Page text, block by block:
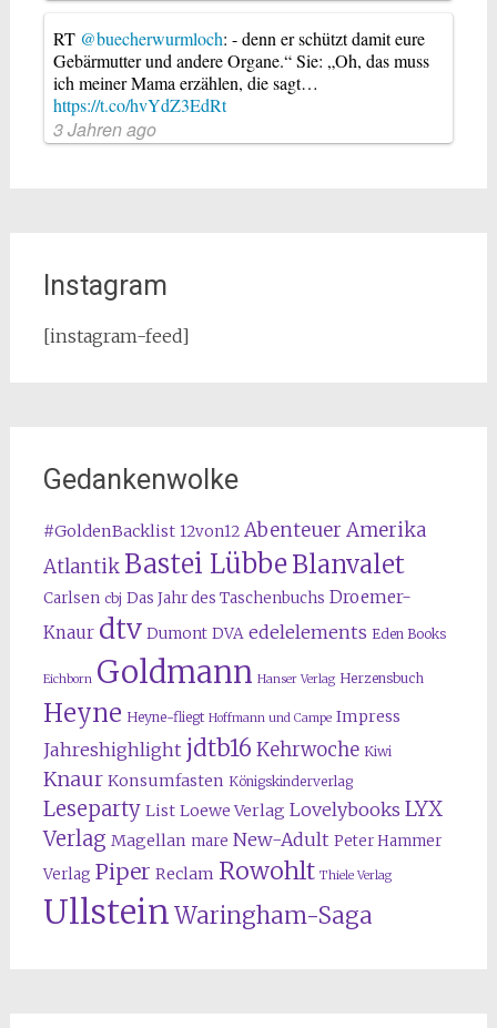
RT @buecherwurmloch: - denn er schützt damit eure
Gebärmutter und andere Organe.“ Sie: „Oh, das muss
ich meiner Mama erzählen, die sagt…
https://t.co/hvYdZ3EdRt
3 Jahren ago
Instagram
[instagram-feed]
Gedankenwolke
#GoldenBacklist 12von12 Abenteuer Amerika
Atlantik Bastei LübbeBlanvalet
Carlsen cbj Das Jahr des Taschenbuchs Droemer-
Knaur dtv Dumont DVA edelelements Eden Books
Eichborn Goldmann Hanser Verlag Herzensbuch
Heyne Heyne-fliegt Hoffmann und Campe Impress
Jahreshighlight jdtb16 Kehrwoche Kiwi
Knaur Konsumfasten Königskinderverlag
Leseparty List Loewe Verlag Lovelybooks LYX
Verlag Magellan mare New-Adult Peter Hammer
Verlag Piper Reclam Rowohlt Thiele Verlag
UllsteinWaringham-Saga